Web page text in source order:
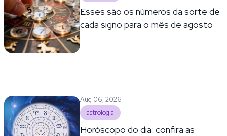
Esses são os números da sorte de
cada signo para o mês de agosto
Aug 06, 2026
astrologia
Horóscopo do dia: confira as